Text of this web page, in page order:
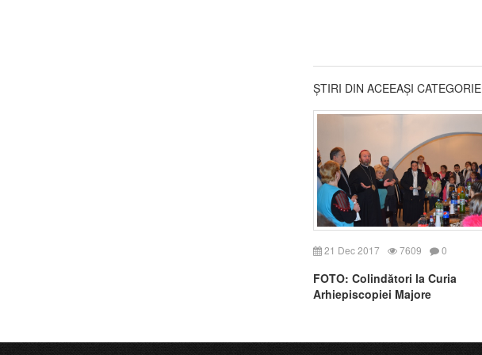
ȘTIRI DIN ACEEAȘI CATEGORIE
21 Dec 2017 7609 0
FOTO: Colindători la Curia
Arhiepiscopiei Majore